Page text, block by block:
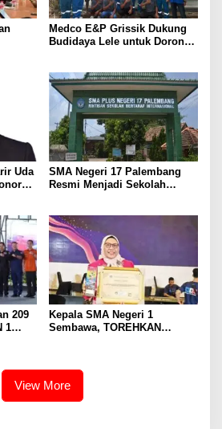
Medco E&P Grissik Dukung
Budidaya Lele untuk Dorong
Uda
SMA Negeri 17 Palembang
Resmi Menjadi Sekolah
209
1
Kepala SMA Negeri 1
Sembawa, TOREHKAN
View More